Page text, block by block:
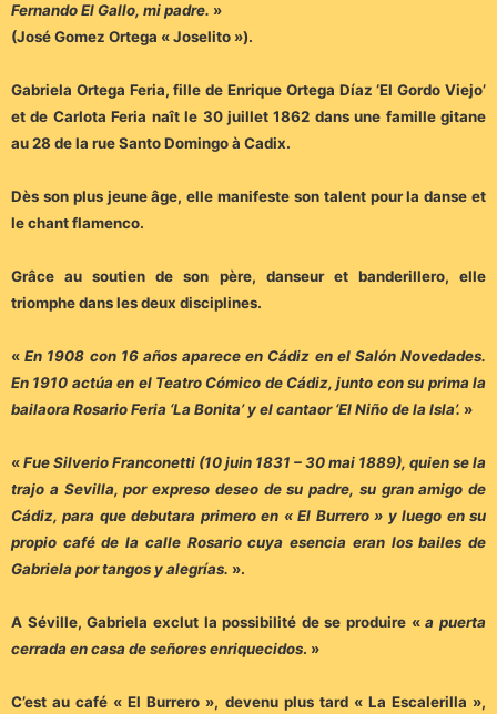
Fernando El Gallo, mi padre. »
(José Gomez Ortega « Joselito »).
Gabriela Ortega Feria, fille de Enrique Ortega Díaz ‘El Gordo Viejo’
et de Carlota Feria naît le 30 juillet 1862 dans une famille gitane
au 28 de la rue Santo Domingo à Cadix.
Dès son plus jeune âge, elle manifeste son talent pour la danse et
le chant flamenco.
Grâce au soutien de son père, danseur et banderillero, elle
triomphe dans les deux disciplines.
«En 1908 con 16 años aparece en Cádiz en el Salón Novedades.
En 1910 actúa en el Teatro Cómico de Cádiz, junto con su prima la
bailaora Rosario Feria ‘La Bonita’ y el cantaor ‘El Niño de la Isla’. »
«Fue Silverio Franconetti (10 juin 1831 – 30 mai 1889), quien se la
trajo a Sevilla, por expreso deseo de su padre, su gran amigo de
Cádiz, para que debutara primero en « El Burrero » y luego en su
propio café de la calle Rosario cuya esencia eran los bailes de
Gabriela por tangos y alegrías. ».
A Séville, Gabriela exclut la possibilité de se produire «a puerta
cerrada en casa de señores enriquecidos. »
C’est au café « El Burrero », devenu plus tard « La Escalerilla »,